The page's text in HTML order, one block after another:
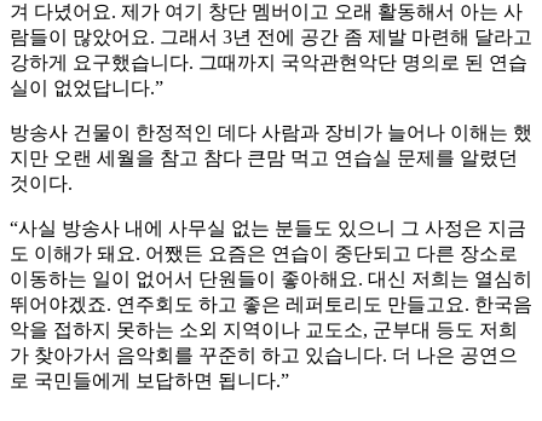
겨 다녔어요. 제가 여기 창단 멤버이고 오래 활동해서 아는 사
람들이 많았어요. 그래서 3년 전에 공간 좀 제발 마련해 달라고
강하게 요구했습니다. 그때까지 국악관현악단 명의로 된 연습
실이 없었답니다.”
방송사 건물이 한정적인 데다 사람과 장비가 늘어나 이해는 했
지만 오랜 세월을 참고 참다 큰맘 먹고 연습실 문제를 알렸던
것이다.
“사실 방송사 내에 사무실 없는 분들도 있으니 그 사정은 지금
도 이해가 돼요. 어쨌든 요즘은 연습이 중단되고 다른 장소로
이동하는 일이 없어서 단원들이 좋아해요. 대신 저희는 열심히
뛰어야겠죠. 연주회도 하고 좋은 레퍼토리도 만들고요. 한국음
악을 접하지 못하는 소외 지역이나 교도소, 군부대 등도 저희
가 찾아가서 음악회를 꾸준히 하고 있습니다. 더 나은 공연으
로 국민들에게 보답하면 됩니다.”